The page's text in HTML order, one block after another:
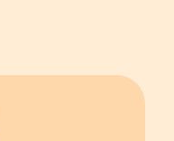
ikkunassa